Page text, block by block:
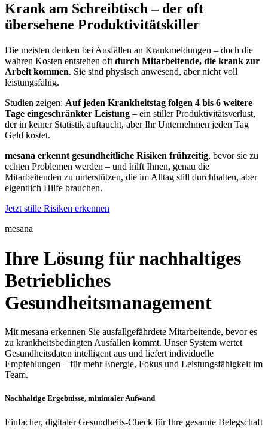
Krank am Schreibtisch – der oft
übersehene Produktivitätskiller
Die meisten denken bei Ausfällen an Krankmeldungen – doch die
wahren Kosten entstehen oft durch Mitarbeitende, die krank zur
Arbeit kommen. Sie sind physisch anwesend, aber nicht voll
leistungsfähig.
Studien zeigen: Auf jeden Krankheitstag folgen 4 bis 6 weitere
Tage eingeschränkter Leistung – ein stiller Produktivitätsverlust,
der in keiner Statistik auftaucht, aber Ihr Unternehmen jeden Tag
Geld kostet.
mesana erkennt gesundheitliche Risiken frühzeitig, bevor sie zu
echten Problemen werden – und hilft Ihnen, genau die
Mitarbeitenden zu unterstützen, die im Alltag still durchhalten, aber
eigentlich Hilfe brauchen.
Jetzt stille Risiken erkennen
mesana
Ihre Lösung für nachhaltiges
Betriebliches
Gesundheitsmanagement
Mit mesana erkennen Sie ausfallgefährdete Mitarbeitende, bevor es
zu krankheitsbedingten Ausfällen kommt. Unser System wertet
Gesundheitsdaten intelligent aus und liefert individuelle
Empfehlungen – für mehr Energie, Fokus und Leistungsfähigkeit im
Team.
Nachhaltige Ergebnisse, minimaler Aufwand
Einfacher, digitaler Gesundheits-Check für Ihre gesamte Belegschaft